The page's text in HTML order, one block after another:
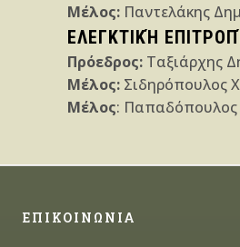
Μέλος: Παντελάκης
ΕΛΕΓΚΤΙΚΉ
Πρόεδρος: Ταξιάρχης
Μέλος: Σιδηρόπουλος
Μέλος: Παπαδόπουλος
ΕΠΙΚΟΙΝΩΝΙΑ